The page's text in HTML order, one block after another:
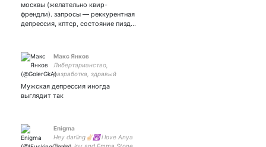
москвы (желательно квир-
френдли). запросы — реккурентная
депрессия, кптср, состояние пизд…
Макс Янков
Либертарианство,
разработка, здравый
Мужская депрессия иногда
выглядит так
Enigma
Hey darling✌🏻☮️ i love Anya